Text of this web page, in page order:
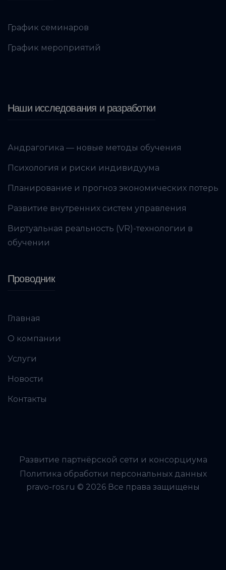
График семинаров
График мероприятий
Наши исследования и разработки
Андрагогика — новые методы обучения
Психология и риски индивидуума
Планирование и прогноз экономических потерь
Развитие внутренних систем управления
Виртуальная реальность (VR)-технологии в
обучении
Проводник
Главная
О компании
Услуги
Новости
Контакты
Развитие партнёрской сети и консорциума
Политика обработки персональных данных
pravo-ros.ru © 2026 Все права защищены